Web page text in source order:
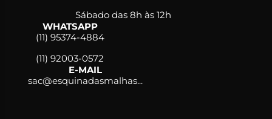
Sábado das 8h às 12h
WHATSAPP
(11) 95374-4884
(11) 92003-0572
E-MAIL
sac@esquinadasmalhas...